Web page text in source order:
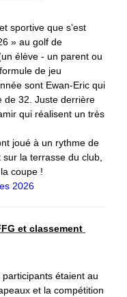
sportive que s’est
» au golf de
élève - un parent ou
de jeu
sont Ewan-Eric qui
de 32. Juste derrière
qui réalisent un très
joué à un rythme de
sur la terrasse du club,
coupe !
2026
et classement
étaient au
et la compétition